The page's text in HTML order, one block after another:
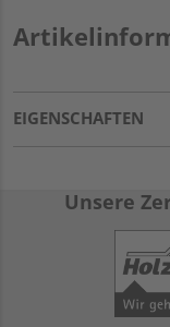
EIGENSCHAFTEN
Unsere